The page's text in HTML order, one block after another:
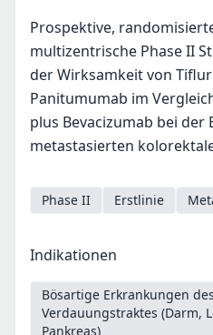
Prospektive,
multizentrische Phase II
der Wirksamkeit von
Panitumumab im
plus Bevacizumab bei
metastasierten
Phase II Erstlinie
Indikationen
Bösartige Erkrankungen
Verdauungstraktes (Darm,
Pankreas)